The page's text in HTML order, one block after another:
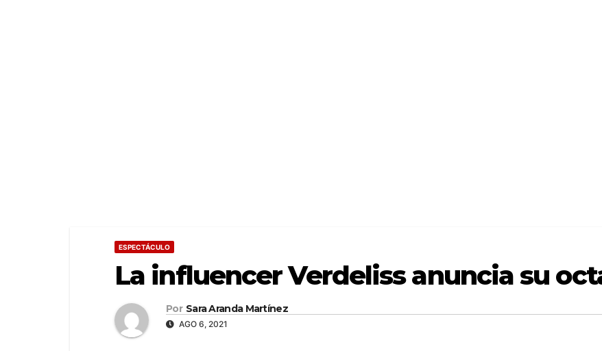
ESPECTÁCULO
La influencer Verdeliss anuncia su
Por Sara Aranda Martínez
AGO 6, 2021